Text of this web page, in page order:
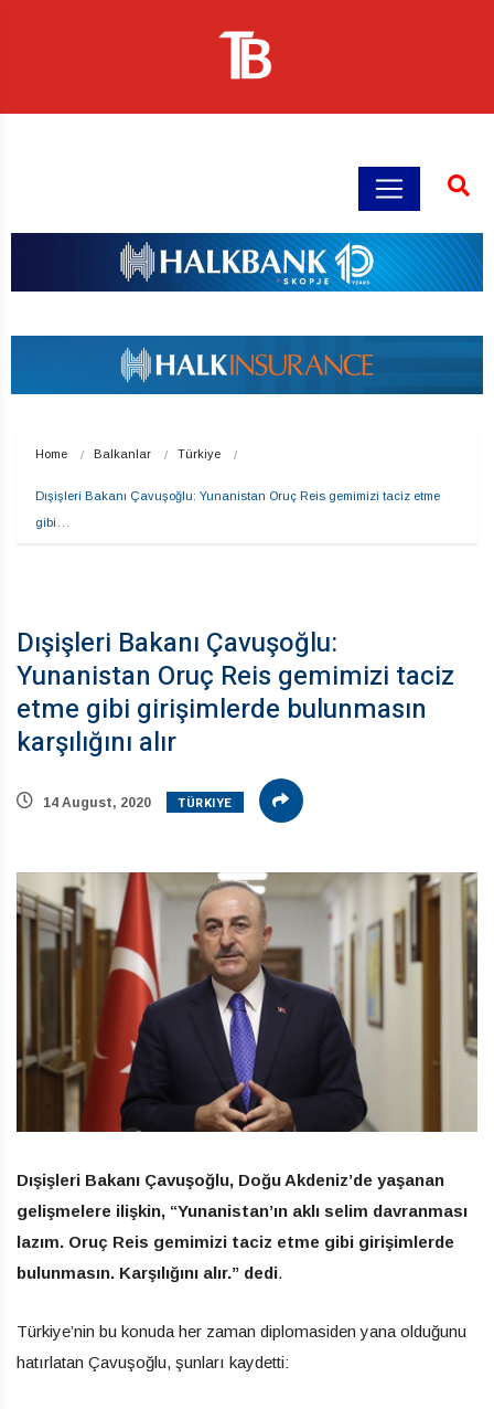
Home Balkanlar Türkiye
Dışişleri Bakanı Çavuşoğlu: Yunanistan Oruç Reis gemimizi taciz etme
gibi…
Dışişleri Bakanı Çavuşoğlu:
Yunanistan Oruç Reis gemimizi taciz
etme gibi girişimlerde bulunmasın
karşılığını alır
14 August, 2020 TÜRKIYE
Dışişleri Bakanı Çavuşoğlu, Doğu Akdeniz’de yaşanan
gelişmelere ilişkin, “Yunanistan’ın aklı selim davranması
lazım. Oruç Reis gemimizi taciz etme gibi girişimlerde
bulunmasın. Karşılığını alır.” dedi.
Türkiye’nin bu konuda her zaman diplomasiden yana olduğunu
hatırlatan Çavuşoğlu, şunları kaydetti: